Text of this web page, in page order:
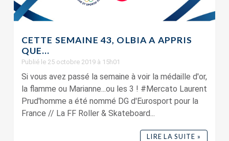
CETTE SEMAINE 43, OLBIA A APPRIS
QUE…
Publié le 25 octobre 2019 à 15h01
Si vous avez passé la semaine à voir la médaille d'or,
la flamme ou Marianne...ou les 3 ! #Mercato Laurent
Prud'homme a été nommé DG d'Eurosport pour la
France // La FF Roller & Skateboard...
LIRE LA SUITE »